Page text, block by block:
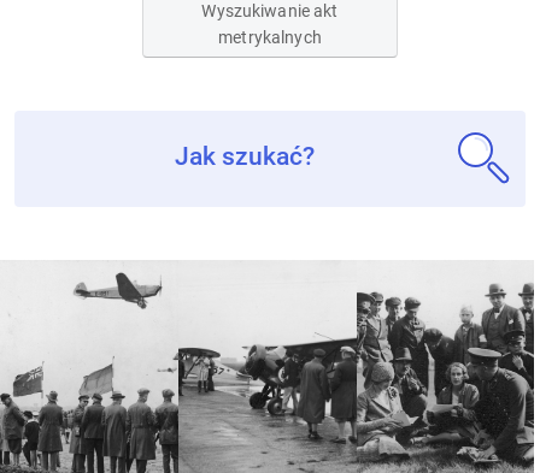
Wyszukiwanie akt
metrykalnych
Jak szukać?